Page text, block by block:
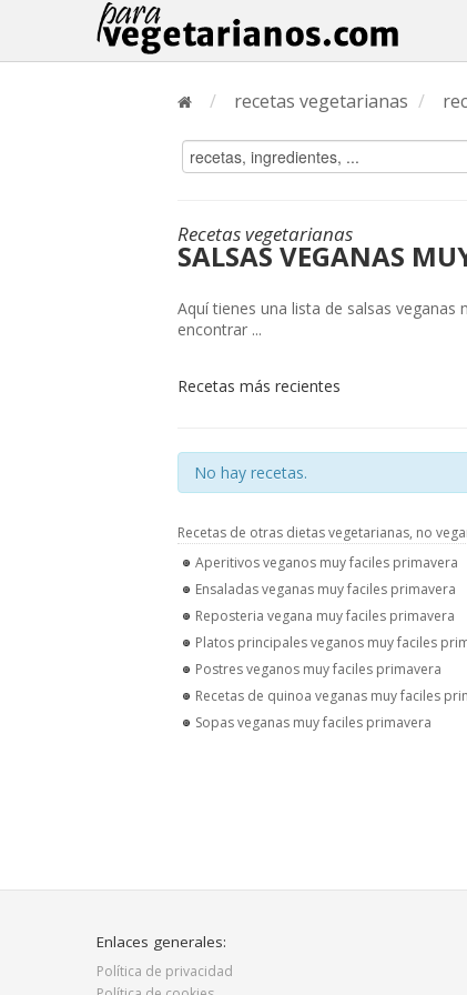
/ recetas vegetarianas /
Recetas vegetarianas
SALSAS VEGANAS
Aquí tienes una lista de salsas
encontrar ...
Recetas más recientes
No hay recetas.
Recetas de otras dietas vegetarianas, no
Aperitivos veganos muy faciles primavera
Ensaladas veganas muy faciles primavera
Reposteria vegana muy faciles primavera
Platos principales veganos muy faciles
Postres veganos muy faciles primavera
Recetas de quinoa veganas muy faciles
Sopas veganas muy faciles primavera
Enlaces generales:
Política de privacidad